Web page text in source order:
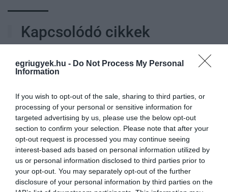
egriugyek.hu - Do Not Process My Personal
Information
If you wish to opt-out of the sale, sharing to third parties, or
processing of your personal or sensitive information for
targeted advertising by us, please use the below opt-out
section to confirm your selection. Please note that after your
opt-out request is processed you may continue seeing
interest-based ads based on personal information utilized by
us or personal information disclosed to third parties prior to
your opt-out. You may separately opt-out of the further
disclosure of your personal information by third parties on the
Kapcsolódó cikkek
Vágner Ákos polgármester a csütörtöki sajtótájékoztatóján több
fontos témáról is beszámolt a heol.hu összefoglalója szerint. Az
egyik legfontosabb bejelentése az volt, hogy hétfőtől új ügyvezető
ir...
TOVÁBB A CIKKHEZ